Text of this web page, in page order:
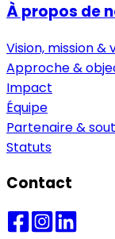
À propos de
Vision, mission &
Approche &
Impact
Équipe
Partenaire &
Statuts
Contact